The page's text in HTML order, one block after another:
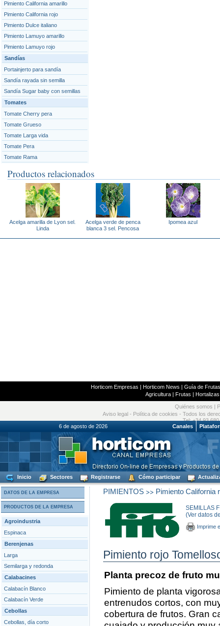
Pimiento California amarillo
Pimiento California rojo
Pimiento Dulce italiano
Pimiento Lamuyo amarillo
Pimiento Lamuyo rojo
Sandías
Portainjerto para sandía
Sandía rayada sin semilla
Sandía Sugar baby con semillas
Tomates
Tomate Cherry pera
Tomate Grueso
Tomate Larga vida
Tomate Pera
Tomate Rama
Productos relacionados
Acelga amarilla de Lyon sel.
Linda
Acelga verde de penca
blanca 3 sel. Pencosa
Ipomea azul
Horticom Empresas | Horticom News | Guía de
Agricultura| Frutas | Hortalizas
Quiénes somos
Aviso legal - Política de cookies - Todos los
Tel: +34 93
6 de agosto de 2026
Canales
Inicio Sectores Registrarse Cómo participar
DATOS DE LA EMPRESA
PRODUCTOS DE LA EMPRESA
Agroindustria
Espinaca
Berenjenas
Larga
Semilarga y redonda
Calabacines
Calabacín Blanco
Calabacín Verde
Cebollas
Cebollas, día corto
PIMIENTOS>> Pimiento California
SEMILLAS
(Ver datos
Imprime
Pimiento rojo
Planta precoz de fruto
Pimiento de planta
entrenudos cortos, con
cobertura de frutos. Gran